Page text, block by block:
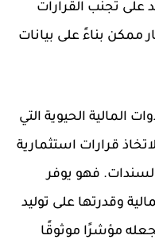
على تجنب القرارات
ممكن بناءً على بيانات
المالية الحيوية التي
قرارات استثمارية
فهو يوفر
وقدرتها على توليد
مؤشرًا موثوقًا